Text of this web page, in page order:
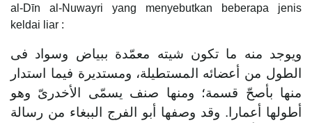
al-Dīn al-Nuwayri yang menyebutkan beberapa jenis
keldai liar :
ويوجد منه ما تكون شيته معمّدة ببياض وسواد فى
الطول من أعضائه المستطيلة، ومستديرة فيما استدار
منها بأصحّ قسمة؛ ومنها صنف يسمّى الأخدرىّ وهو
أطولها أعمارا. وقد وصفها أبو الفرج الببغاء من رسالة